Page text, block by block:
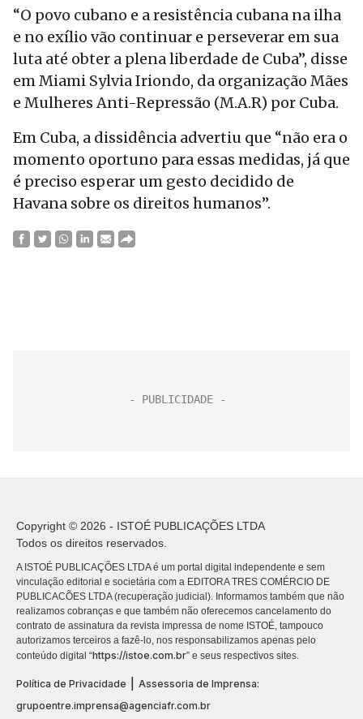
“O povo cubano e a resistência cubana na ilha
e no exílio vão continuar e perseverar em sua
luta até obter a plena liberdade de Cuba”, disse
em Miami Sylvia Iriondo, da organização Mães
e Mulheres Anti-Repressão (M.A.R) por Cuba.
Em Cuba, a dissidência advertiu que “não era o
momento oportuno para essas medidas, já que
é preciso esperar um gesto decidido de
Havana sobre os direitos humanos”.
Copyright © 2026 - ISTOÉ PUBLICAÇÕES LTDA
Todos os direitos reservados.
A ISTOÉ PUBLICAÇÕES LTDA é um portal digital independente e sem
vinculação editorial e societária com a EDITORA TRES COMÉRCIO DE
PUBLICACÕES LTDA (recuperação judicial). Informamos também que não
realizamos cobranças e que também não oferecemos cancelamento do
contrato de assinatura da revista impressa de nome ISTOÉ, tampouco
autorizamos terceiros a fazê-lo, nos responsabilizamos apenas pelo
conteúdo digital “https://istoe.com.br” e seus respectivos sites.
Política de Privacidade
Assessoria de Imprensa:
grupoentre.imprensa@agenciafr.com.br